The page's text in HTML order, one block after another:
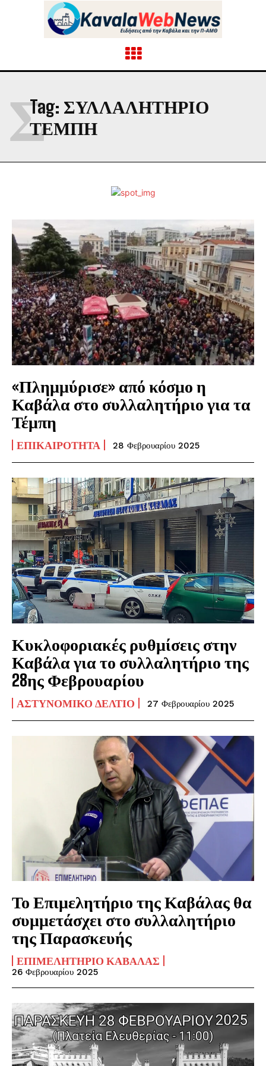
Tag: ΣΥΛΛΑΛΗΤΗΡΙΟ
ΤΕΜΠΗ
Σ
«Πλημμύρισε» από κόσμο η
Καβάλα στο συλλαλητήριο για τα
Τέμπη
ΕΠΙΚΑΙΡΌΤΗΤΑ 28 Φεβρουαρίου 2025
Κυκλοφοριακές ρυθμίσεις στην
Καβάλα για το συλλαλητήριο της
28ης Φεβρουαρίου
ΑΣΤΥΝΟΜΙΚΌ ΔΕΛΤΊΟ 27 Φεβρουαρίου 2025
Το Επιμελητήριο της Καβάλας θα
συμμετάσχει στο συλλαλητήριο
της Παρασκευής
ΕΠΙΜΕΛΗΤΉΡΙΟ ΚΑΒΆΛΑΣ
26 Φεβρουαρίου 2025